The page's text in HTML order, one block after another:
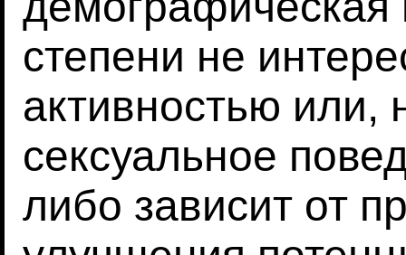
степени не
активностью или,
сексуальное
либо зависит от